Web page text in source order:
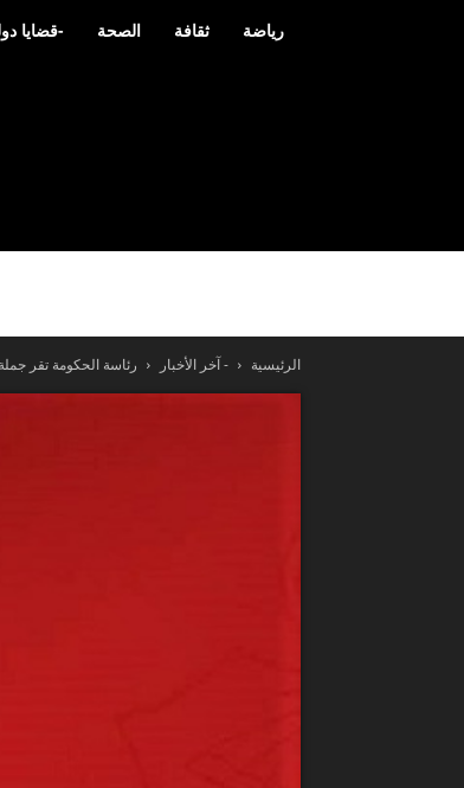
-قضايا الصحة ثقافة رياضة
الرئيسية - آخر الأخبار رئاسة الحكومة تقر